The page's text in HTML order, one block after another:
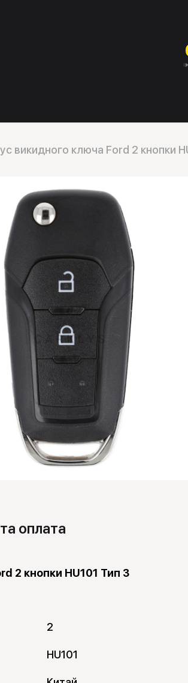
викидного ключа Ford 2 кнопки
оплата
2 кнопки HU101 Тип 3
2
HU101